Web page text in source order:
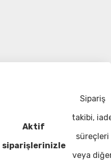
Aktif
siparişlerinizle
Sipariş
takibi,
süreçleri
veya